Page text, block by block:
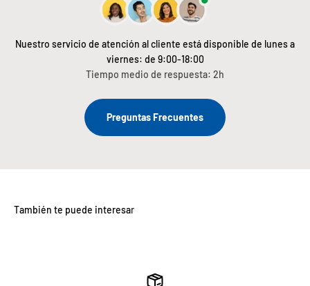
Nuestro servicio de atención al cliente está disponible de lunes a
viernes: de 9:00-18:00
Tiempo medio de respuesta: 2h
Preguntas Frecuentes